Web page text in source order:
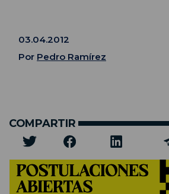
03.04.2012
Por Pedro Ramírez
COMPARTIR